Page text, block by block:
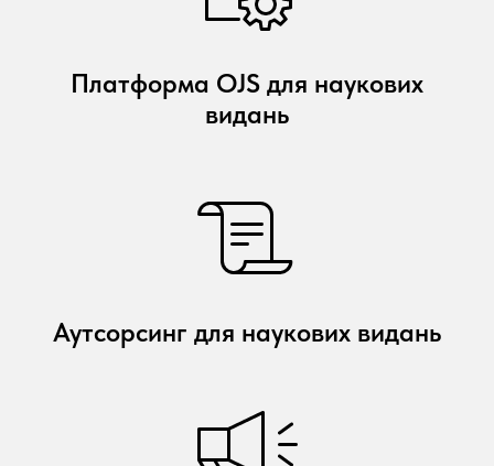
Платформа OJS для наукових
видань
Аутсорсинг для наукових видань